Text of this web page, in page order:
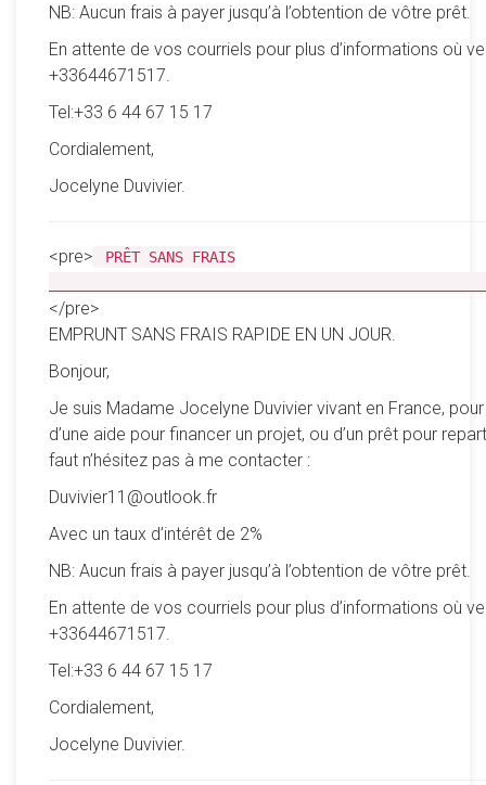
NB: Aucun frais à payer jusqu’à l’obtention de vôtre prêt.
En attente de vos courriels pour plus d’informations où
+33644671517.
Tel:+33 6 44 67 15 17
Cordialement,
Jocelyne Duvivier.
<pre>
PRÊT SANS FRAIS
</pre>
EMPRUNT SANS FRAIS RAPIDE EN UN JOUR.
Bonjour,
Je suis Madame Jocelyne Duvivier vivant en France,
d’une aide pour financer un projet, ou d’un prêt pour
faut n’hésitez pas à me contacter :
Duvivier11@outlook.fr
Avec un taux d’intérêt de 2%
NB: Aucun frais à payer jusqu’à l’obtention de vôtre prêt.
En attente de vos courriels pour plus d’informations où
+33644671517.
Tel:+33 6 44 67 15 17
Cordialement,
Jocelyne Duvivier.